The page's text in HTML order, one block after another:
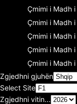
Çmimi i Madh
Çmimi i Madh
Çmimi i Madh
Çmimi i Madh
Çmimi i Madh
Zgjedhni gjuhën
Select Site
Zgjedhni vitin...